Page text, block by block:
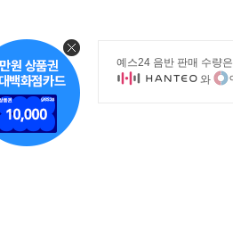
예스24 음반 판매 수량은
와